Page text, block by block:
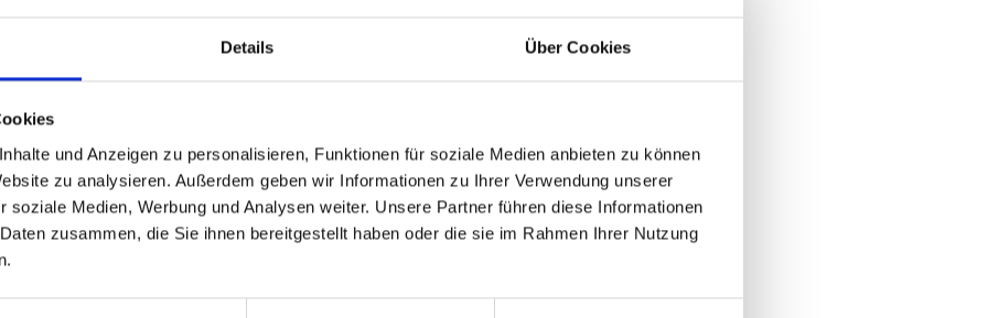
Details Über Cookies
und Anzeigen zu personalisieren, Funktionen für soziale Medien anbieten zu können
zu analysieren. Außerdem geben wir Informationen zu Ihrer Verwendung unserer
soziale Medien, Werbung und Analysen weiter. Unsere Partner führen diese Informationen
zusammen, die Sie ihnen bereitgestellt haben oder die sie im Rahmen Ihrer Nutzung
SC-119A
Gen4
Snapit 2.0 Wing
SX